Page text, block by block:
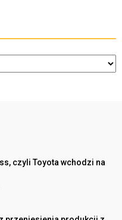
czyli Toyota wchodzi na